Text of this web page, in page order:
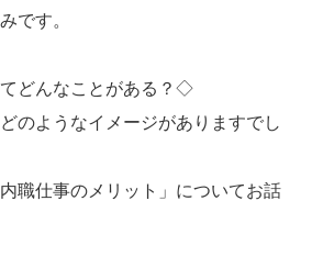
です。
どんなことがある？◇
のようなイメージがありますでし
職仕事のメリット」についてお話